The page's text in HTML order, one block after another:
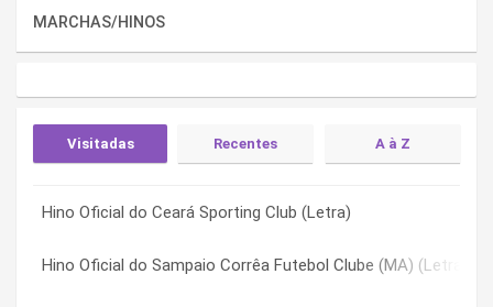
MARCHAS/HINOS
Visitadas Recentes A à Z
Hino Oficial do Ceará Sporting Club (Letra)
Hino Oficial do Sampaio Corrêa Futebol Clube (MA) (Letra)
Hino Oficial do Itumbiara Esporte Clube GO (Letra)
Hino Oficial da URT – União Recreativa dos Trabalhadores
Comercial Futebol Clube – Ribeirão Preto (Letra)
Hino América – MG (Letra)